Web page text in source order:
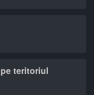
teritoriul